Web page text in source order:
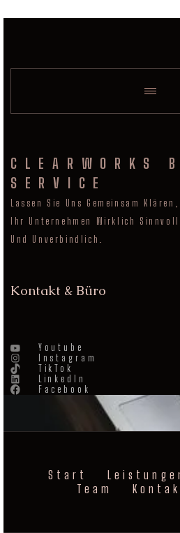
CLEARWORKS
SERVICE
Lassen Sie Uns Gemeinsam
Ihr Unternehmen Wirklich
Und Unverbindlich.
Kontakt & Büro
Youtube
Instagram
TikTok
LinkedIn
Facebook
Start
Team